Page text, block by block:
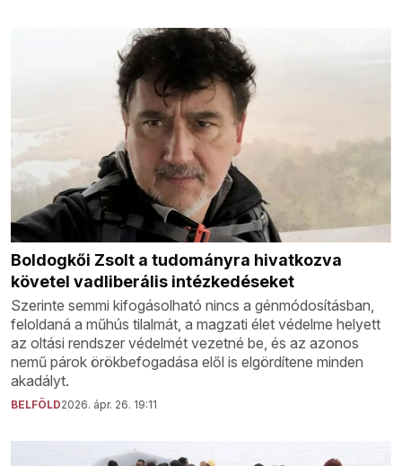
Boldogkői Zsolt a tudományra hivatkozva
követel vadliberális intézkedéseket
Szerinte semmi kifogásolható nincs a génmódosításban,
feloldaná a műhús tilalmát, a magzati élet védelme helyett
az oltási rendszer védelmét vezetné be, és az azonos
nemű párok örökbefogadása elől is elgördítene minden
akadályt.
BELFÖLD2026. ápr. 26. 19:11